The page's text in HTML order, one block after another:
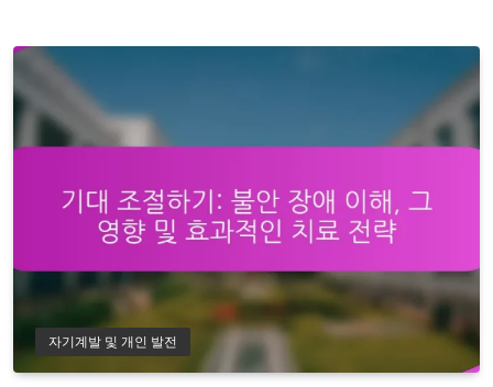
자기계발 및 개인 발전